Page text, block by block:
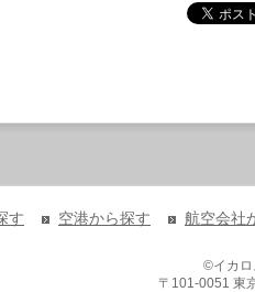
す 空港から探す 航空会社
©イカ
〒101-0051 東